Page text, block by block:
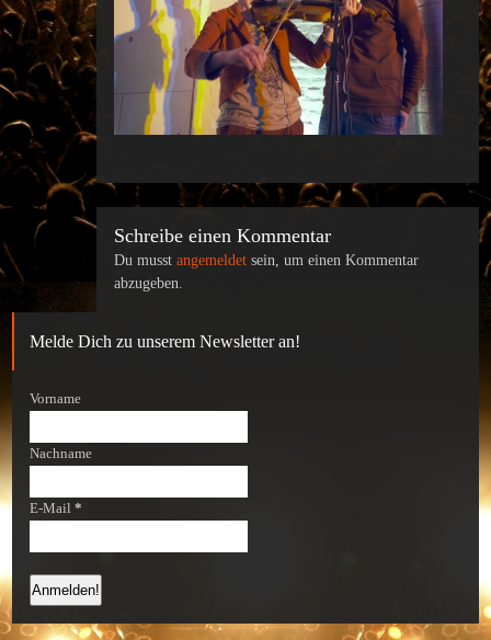
Schreibe einen Kommentar
Du musst angemeldet sein, um einen Kommentar
abzugeben.
Melde Dich zu unserem Newsletter an!
Vorname
Nachname
E-Mail *